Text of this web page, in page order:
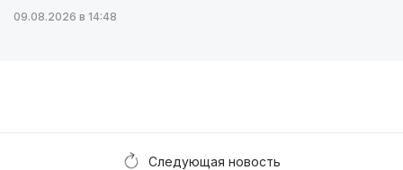
09.08.2026 в 14:48
Следующая новость